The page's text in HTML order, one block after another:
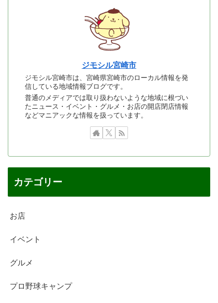
ジモシル宮崎市
ジモシル宮崎市は、宮崎県宮崎市のローカル情報を発
信している地域情報ブログです。
普通のメディアでは取り扱わないような地域に根づい
たニュース・イベント・グルメ・お店の開店閉店情報
などマニアックな情報を扱っています。
カテゴリー
お店
イベント
グルメ
プロ野球キャンプ